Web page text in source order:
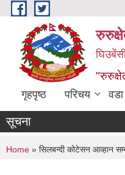
Skip to main content
गृहपृष्ठ परिचय
सूचना
You are here
Home » सिलबन्दी कोटेसन आव्हान